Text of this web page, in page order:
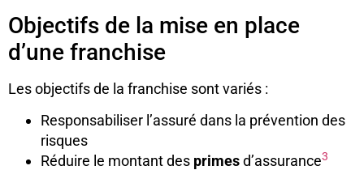
Objectifs de la mise en place
d’une franchise
Les objectifs de la franchise sont variés :
Responsabiliser l’assuré dans la prévention des
risques
Réduire le montant des primesd’assurance3